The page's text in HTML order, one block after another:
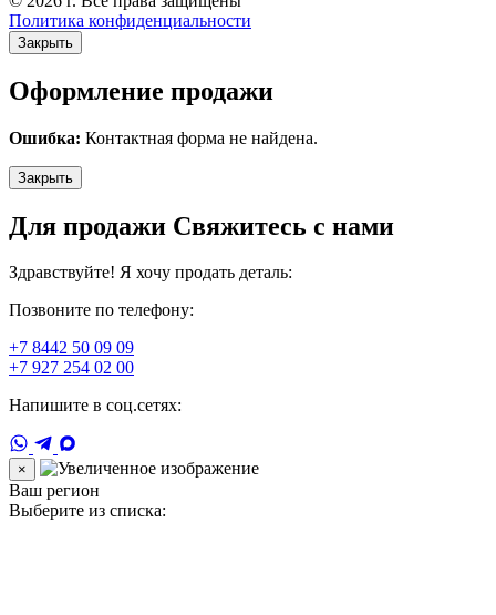
Политика конфиденциальности
Закрыть
Оформление продажи
Ошибка: Контактная форма не найдена.
Закрыть
Для продажи Свяжитесь с нами
Здравствуйте! Я хочу продать деталь:
Позвоните по телефону:
+7 8442 50 09 09
+7 927 254 02 00
Напишите в соц.сетях:
×
Ваш регион
Выберите из списка: